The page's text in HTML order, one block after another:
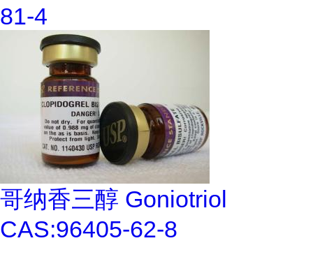
81-4
哥纳香三醇 Goniotriol
CAS:96405-62-8